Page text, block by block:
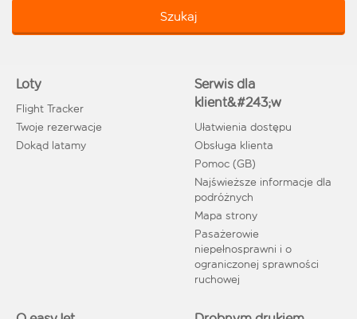
Szukaj
Loty
Flight Tracker
Twoje rezerwacje
Dokąd latamy
Serwis dla
klient&#243;w
Ułatwienia dostępu
Obsługa klienta
Pomoc (GB)
Najświeższe informacje dla
podróżnych
Mapa strony
Pasażerowie
niepełnosprawni i o
ograniczonej sprawności
ruchowej